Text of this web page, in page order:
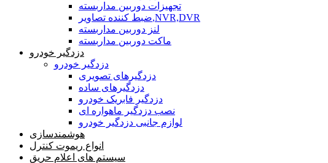
تجهیزات دوربین مداربسته
ضبط کننده تصاویر,NVR,DVR
لنز دوربین مداربسته
ماکت دوربین مداربسته
دزدگیر خودرو
دزدگیر خودرو
دزدگیرهای تصویری
دزدگیرهای ساده
دزدگیر فابریک خودرو
نصب دزدگیر ماهواره ای
لوازم جانبی دزدگیر خودرو
هوشمندسازی
انواع ریموت کنترل
سیستم های اعلام حریق